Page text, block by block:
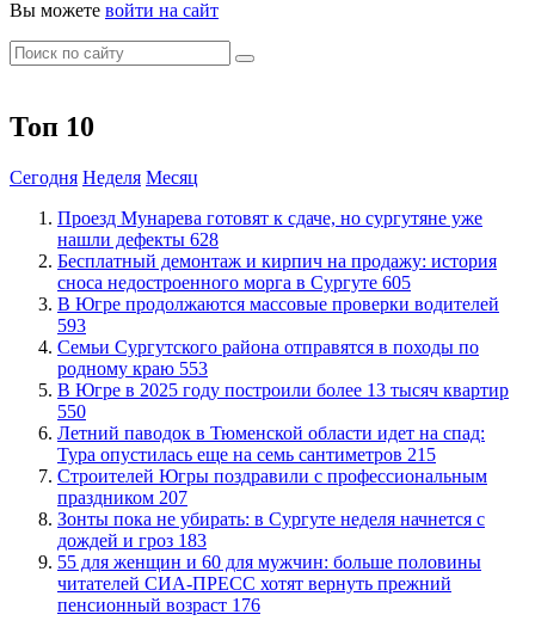
Вы можете войти на сайт
Топ 10
Сегодня Неделя Месяц
​Проезд Мунарева готовят к сдаче, но сургутяне уже
нашли дефекты 628
​Бесплатный демонтаж и кирпич на продажу: история
сноса недостроенного морга в Сургуте 605
​В Югре продолжаются массовые проверки водителей
593
​Семьи Сургутского района отправятся в походы по
родному краю 553
​В Югре в 2025 году построили более 13 тысяч квартир
550
​Летний паводок в Тюменской области идет на спад:
Тура опустилась еще на семь сантиметров 215
​Строителей Югры поздравили с профессиональным
праздником 207
​Зонты пока не убирать: в Сургуте неделя начнется с
дождей и гроз 183
​55 для женщин и 60 для мужчин: больше половины
читателей СИА-ПРЕСС хотят вернуть прежний
пенсионный возраст 176